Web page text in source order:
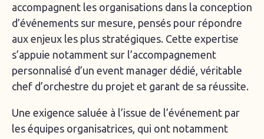
accompagnent les organisations dans la conception
d’événements sur mesure, pensés pour répondre
aux enjeux les plus stratégiques. Cette expertise
s’appuie notamment sur l’accompagnement
personnalisé d’un event manager dédié, véritable
chef d’orchestre du projet et garant de sa réussite.
Une exigence saluée à l’issue de l’événement par
les équipes organisatrices, qui ont notamment